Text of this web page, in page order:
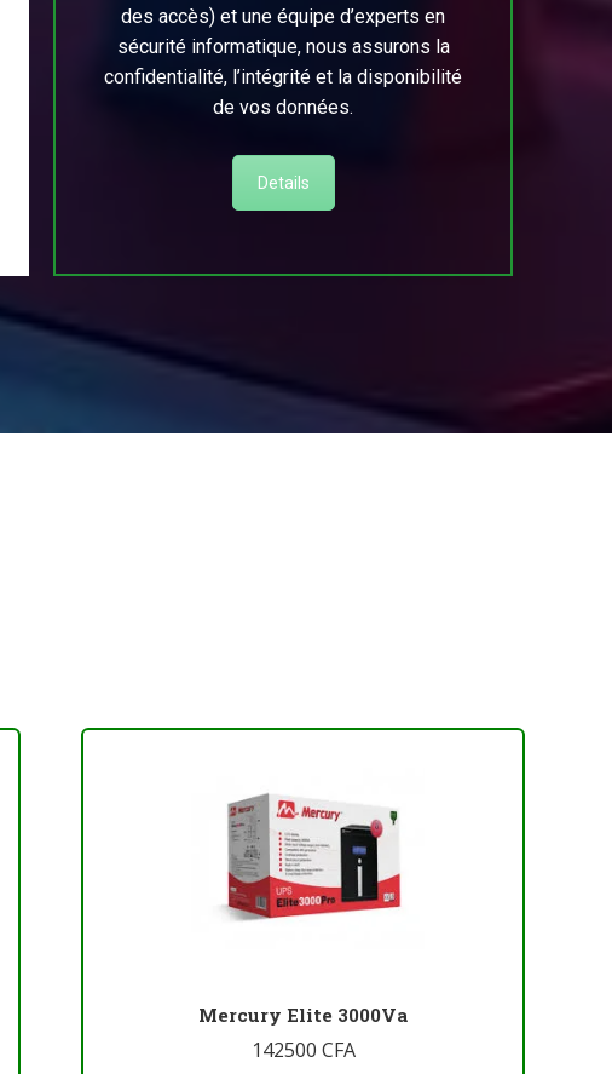
des accès) et une équipe d’experts en
sécurité informatique, nous assurons la
confidentialité, l’intégrité et la disponibilité
de vos données.
Details
Mercury Elite 3000Va
142500 CFA